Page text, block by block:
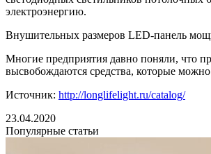
электроэнергию.
Внушительных размеров LED-панель
Многие предприятия давно поняли, что
высвобождаются средства, которые
Источник: http://longlifelight.ru/catalog/
23.04.2020
Популярные статьи